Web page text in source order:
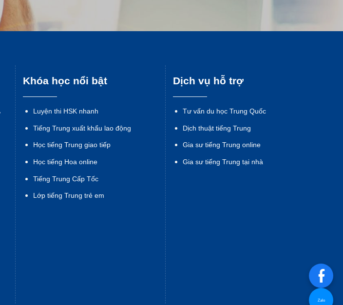
Khóa học nổi bật
Luyện thi HSK nhanh
Tiếng Trung xuất khẩu lao động
Học tiếng Trung giao tiếp
Học tiếng Hoa online
Tiếng Trung Cấp Tốc
Lớp tiếng Trung trẻ em
Dịch vụ hỗ trợ
Tư vấn du học Trung Quốc
Dịch thuật tiếng Trung
Gia sư tiếng Trung online
Gia sư tiếng Trung tại nhà
Zalo